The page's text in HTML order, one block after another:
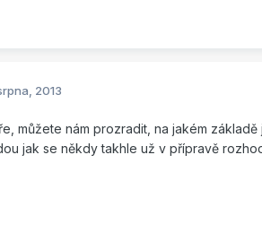
2013
můžete nám prozradit, na jakém
jak se někdy takhle už v přípravě